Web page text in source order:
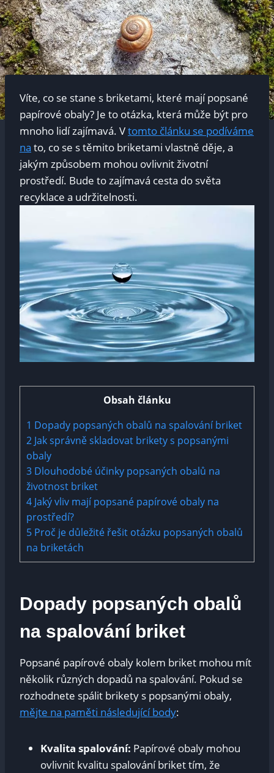
Víte, co se stane s briketami, které mají popsané
papírové obaly? Je to otázka, která může být pro
mnoho lidí zajímavá. Vtomto článku se podíváme
na to, co se s těmito briketami vlastně děje, a
jakým způsobem mohou ovlivnit životní
prostředí. Bude to zajímavá cesta do světa
recyklace a udržitelnosti.
Obsah článku
1 Dopady popsaných obalů na spalování briket
2 Jak správně skladovat brikety s popsanými
obaly
3 Dlouhodobé účinky popsaných obalů na
životnost briket
4 Jaký vliv mají popsané papírové obaly na
prostředí?
5 Proč je důležité řešit otázku popsaných obalů
na briketách
Dopady popsaných obalů
na spalování briket
Popsané papírové obaly kolem briket mohou mít
několik různých dopadů na spalování. Pokud se
rozhodnete spálit brikety s popsanými obaly,
mějte na paměti následující body:
Kvalita spalování: Papírové obaly mohou
ovlivnit kvalitu spalování briket tím, že